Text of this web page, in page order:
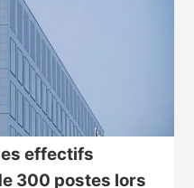
effectifs
300 postes lors